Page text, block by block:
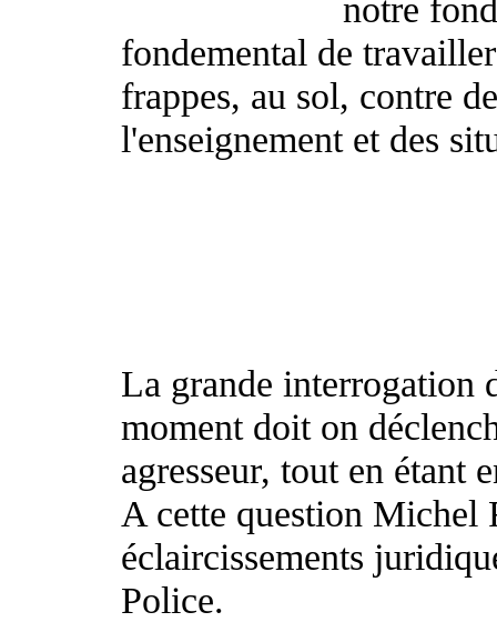
notre
fondemental de
frappes, au sol, contre
l'enseignement et des
La grande interrogation
moment doit on
agresseur, tout en étant
A cette question Michel
éclaircissements
Police.